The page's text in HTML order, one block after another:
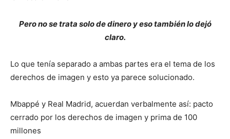
Pero no se trata solo de dinero y eso también lo dejó
claro.
Lo que tenía separado a ambas partes era el tema de los
derechos de imagen y esto ya parece solucionado.
Mbappé y Real Madrid, acuerdan verbalmente así: pacto
cerrado por los derechos de imagen y prima de 100
millones